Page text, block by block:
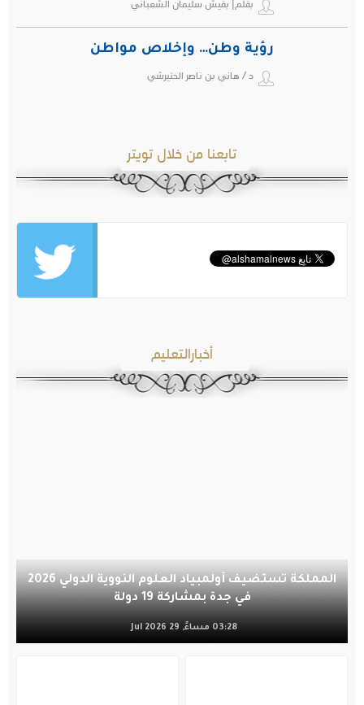
بقلم| بقيش سليمان الشعباني
رؤية وطن… وإخلاص مواطن
د / هاني بن ناصر الحتيرشي
تابعنا من خلال تويتر
أخبارالتعليم
المملكة تستضيف أولمبياد العلوم النووية الدولي 2026
في جدة بمشاركة 19 دولة
03:28 مساءً, 29 Jul 2026